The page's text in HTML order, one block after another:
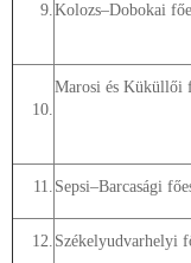
9.Kolozs–Dobokai
10.
Marosi és Küküllői
11. Sepsi–Barcasági
12. Székelyudvarhelyi